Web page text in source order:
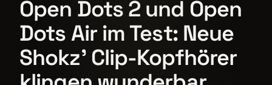
Open Dots 2 und Open
Dots Air im Test: Neue
Shokz' Clip-Kopfhörer